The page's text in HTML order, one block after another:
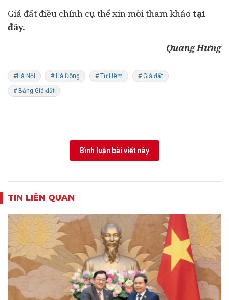
Giá đất điều chỉnh cụ thể xin mời tham khảo tại
đây.
Quang Hưng
#Hà Nội # Hà Đông # Từ Liêm # Giá đất
# Bảng Giá đất
Bình luận bài viết này
TIN LIÊN QUAN